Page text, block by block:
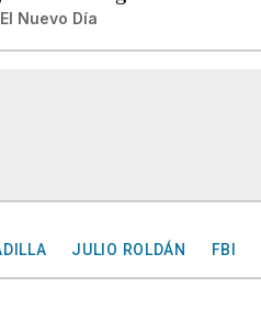
El Nuevo Día
JULIO ROLDÁN FBI